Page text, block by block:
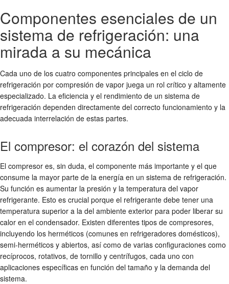
Componentes esenciales de un
sistema de refrigeración: una
mirada a su mecánica
Cada uno de los cuatro componentes principales en el ciclo de
refrigeración por compresión de vapor juega un rol crítico y altamente
especializado. La eficiencia y el rendimiento de un sistema de
refrigeración dependen directamente del correcto funcionamiento y la
adecuada interrelación de estas partes.
El compresor: el corazón del sistema
El compresor es, sin duda, el componente más importante y el que
consume la mayor parte de la energía en un sistema de refrigeración.
Su función es aumentar la presión y la temperatura del vapor
refrigerante. Esto es crucial porque el refrigerante debe tener una
temperatura superior a la del ambiente exterior para poder liberar su
calor en el condensador. Existen diferentes tipos de compresores,
incluyendo los herméticos (comunes en refrigeradores domésticos),
semi-herméticos y abiertos, así como de varias configuraciones como
recíprocos, rotativos, de tornillo y centrífugos, cada uno con
aplicaciones específicas en función del tamaño y la demanda del
sistema.